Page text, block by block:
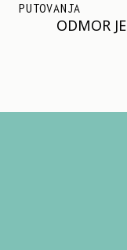
PUTOVANJA
ODMOR